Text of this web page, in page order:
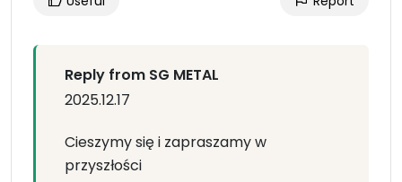
Reply from SG METAL
2025.12.17
Cieszymy się i zapraszamy w
przyszłości